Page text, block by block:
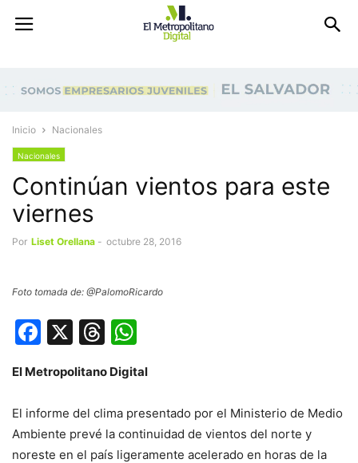
Inicio Nacionales
Nacionales
Continúan vientos para este
viernes
Por Liset Orellana - octubre 28, 2016
Foto tomada de: @PalomoRicardo
Facebook
X Threads
El Metropolitano Digital
El informe del clima presentado por el Ministerio de Medio
Ambiente prevé la continuidad de vientos del norte y
noreste en el país ligeramente acelerado en horas de la